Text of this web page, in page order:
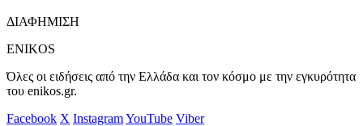
ΔΙΑΦΗΜΙΣΗ
ENIKOS
Όλες οι ειδήσεις από την Ελλάδα και τον κόσμο με την εγκυρότητα
του enikos.gr.
Facebook X InstagramYouTube Viber